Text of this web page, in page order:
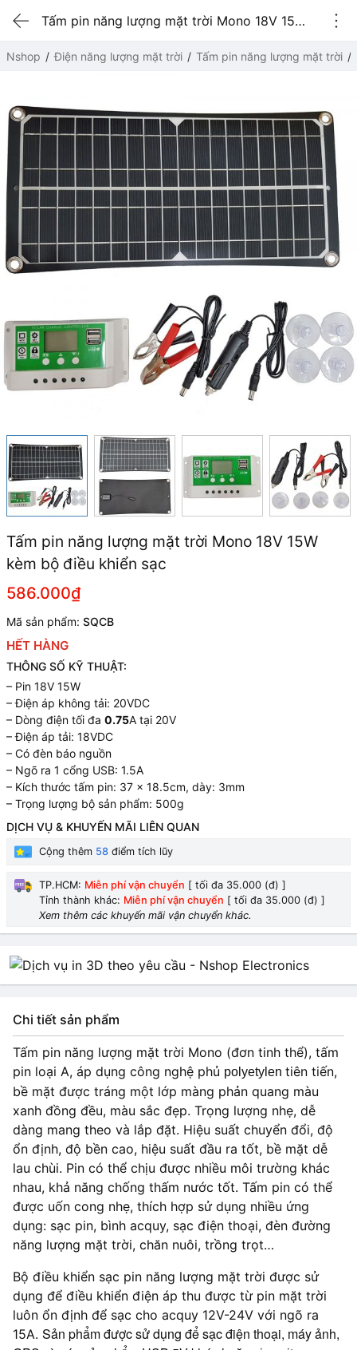
Tấm pin năng lượng mặt trời Mono 18V 15W kèm bộ điều khiển sạc
Nshop Điện năng lượng mặt trời Tấm pin năng lượng mặt trời
Tấm pin năng lượng mặt trời Mono 18V 15W
kèm bộ điều khiển sạc
586.000₫
Mã sản phẩm: SQCB
HẾT HÀNG
THÔNG SỐ KỸ THUẬT:
– Pin 18V 15W
– Điện áp không tải: 20VDC
– Dòng điện tối đa 0.75A tại 20V
– Điện áp tải: 18VDC
– Có đèn báo nguồn
– Ngõ ra 1 cổng USB: 1.5A
– Kích thước tấm pin: 37 x 18.5cm, dày: 3mm
– Trọng lượng bộ sản phẩm: 500g
DỊCH VỤ & KHUYẾN MÃI LIÊN QUAN
Cộng thêm 58 điểm tích lũy
TP.HCM: Miễn phí vận chuyển [ tối đa 35.000 (đ) ]
Tỉnh thành khác: Miễn phí vận chuyển [ tối đa 35.000 (đ) ]
Xem thêm các khuyến mãi vận chuyển khác.
Chi tiết sản phẩm
Tấm pin năng lượng mặt trời Mono (đơn tinh thể), tấm
pin loại A, áp dụng công nghệ phủ polyetylen tiên tiến,
bề mặt được tráng một lớp màng phản quang màu
xanh đồng đều, màu sắc đẹp. Trọng lượng nhẹ, dễ
dàng mang theo và lắp đặt. Hiệu suất chuyển đổi, độ
ổn định, độ bền cao, hiệu suất đầu ra tốt, bề mặt dễ
lau chùi. Pin có thể chịu được nhiều môi trường khác
nhau, khả năng chống thấm nước tốt. Tấm pin có thể
được uốn cong nhẹ, thích hợp sử dụng nhiều ứng
dụng: sạc pin, bình acquy, sạc điện thoại, đèn đường
năng lượng mặt trời, chăn nuôi, trồng trọt…
Bộ điều khiển sạc pin năng lượng mặt trời được sử
dụng để điều khiển điện áp thu được từ pin mặt trời
luôn ổn định để sạc cho acquy 12V-24V với ngõ ra
15A. Sản phẩm được sử dụng để sạc điện thoại, máy ảnh,